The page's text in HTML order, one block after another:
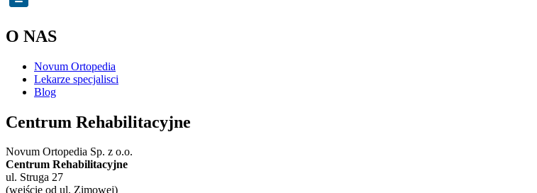
O NAS
Novum Ortopedia
Lekarze specjalisci
Blog
Centrum Rehabilitacyjne
Novum Ortopedia Sp. z o.o.
Centrum Rehabilitacyjne
ul. Struga 27
(wejście od ul. Zimowej)